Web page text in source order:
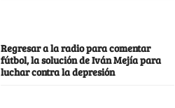
Regresar a la radio para comentar
fútbol, la solución de Iván Mejía para
luchar contra la depresión